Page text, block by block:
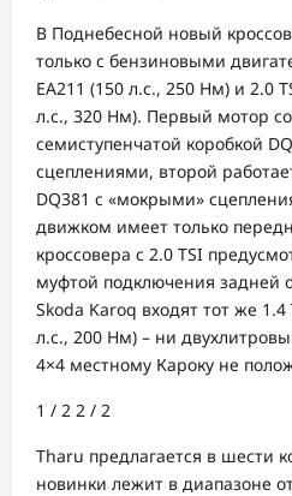
В Поднебесной новый
только с бензиновыми
EA211 (150 л.с., 250 Нм) и 2.0
л.с., 320 Нм). Первый мотор
семиступенчатой коробкой
сцеплениями, второй
DQ381 с «мокрыми»
движком имеет только
кроссовера с 2.0 TSI
муфтой подключения задней
Skoda Karoq входят тот же
л.с., 200 Нм) – ни
4×4 местному Кароку не
1 / 2 2 / 2
Tharu предлагается в шести
новинки лежит в диапазоне